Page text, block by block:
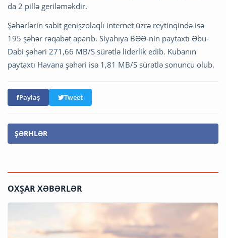
da 2 pillə geriləməkdir.
Şəhərlərin sabit genişzolaqlı internet üzrə reytinqində isə
195 şəhər rəqabət aparıb. Siyahıya BƏƏ-nin paytaxtı Əbu-
Dabi şəhəri 271,66 MB/S sürətlə liderlik edib. Kubanın
paytaxtı Havana şəhəri isə 1,81 MB/S sürətlə sonuncu olub.
Paylaş Tweet
ŞƏRHLƏR
OXŞAR XƏBƏRLƏR